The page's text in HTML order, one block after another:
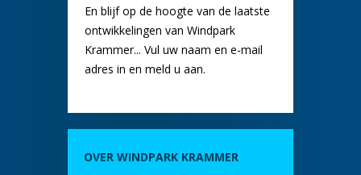
En blijf op de hoogte van de laatste
ontwikkelingen van Windpark
Krammer... Vul uw naam en e-mail
adres in en meld u aan.
OVER WINDPARK KRAMMER